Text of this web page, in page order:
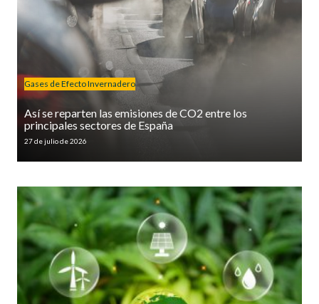
Gases de Efecto Invernadero
Así se reparten las emisiones de CO2 entre los
principales sectores de España
27 de julio de 2026